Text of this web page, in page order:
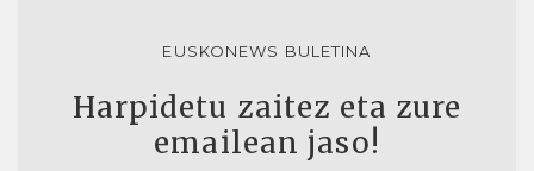
EUSKONEWS BULETINA
Harpidetu zaitez eta zure
emailean jaso!